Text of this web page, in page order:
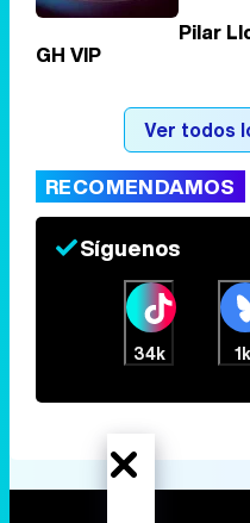
GH VIP
Pilar
Ver todos
RECOMENDAMOS
Síguenos
34k 1k